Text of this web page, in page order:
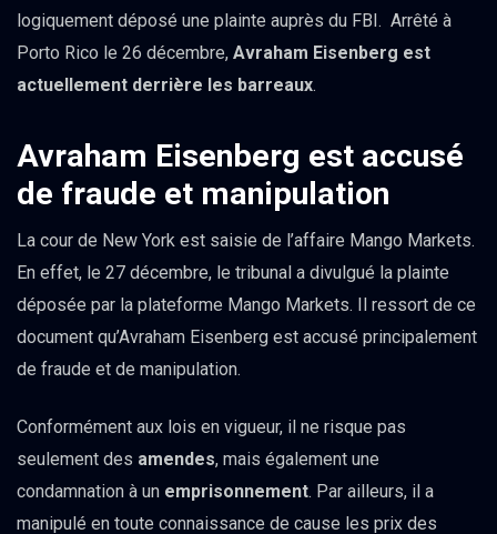
logiquement déposé une plainte auprès du FBI. Arrêté à
Porto Rico le 26 décembre, Avraham Eisenberg est
actuellement derrière les barreaux.
Avraham Eisenberg est accusé
de fraude et manipulation
La cour de New York est saisie de l’affaire Mango Markets.
En effet, le 27 décembre, le tribunal a divulgué la plainte
déposée par la plateforme Mango Markets. Il ressort de ce
document qu’Avraham Eisenberg est accusé principalement
de fraude et de manipulation.
Conformément aux lois en vigueur, il ne risque pas
seulement des amendes, mais également une
condamnation à un emprisonnement. Par ailleurs, il a
manipulé en toute connaissance de cause les prix des